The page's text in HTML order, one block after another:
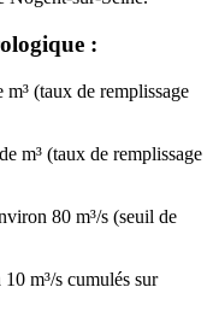
:
(taux de remplissage
m³ (taux de remplissage
80 m³/s (seuil de
10 m³/s cumulés sur